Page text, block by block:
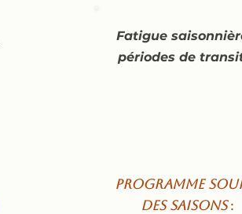
Fatigue
périodes de
Programme
des Saisons :